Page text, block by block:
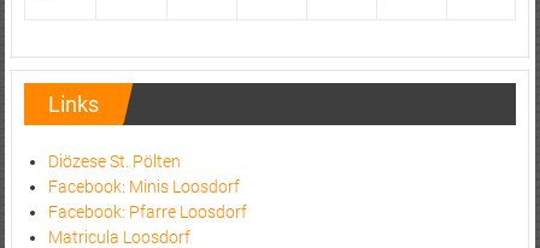
Links
Diözese St. Pölten
Facebook: Minis Loosdorf
Facebook: Pfarre Loosdorf
Matricula Loosdorf